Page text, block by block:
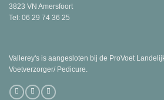
3823 VN Amersfoort
Tel: 06 29 74 36 25
Vallerey's is aangesloten bij de ProVoet
Voetverzorger/ Pedicure.